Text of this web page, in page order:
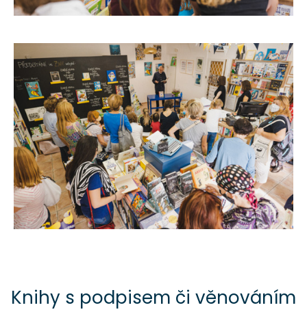
Knihy s podpisem či věnováním